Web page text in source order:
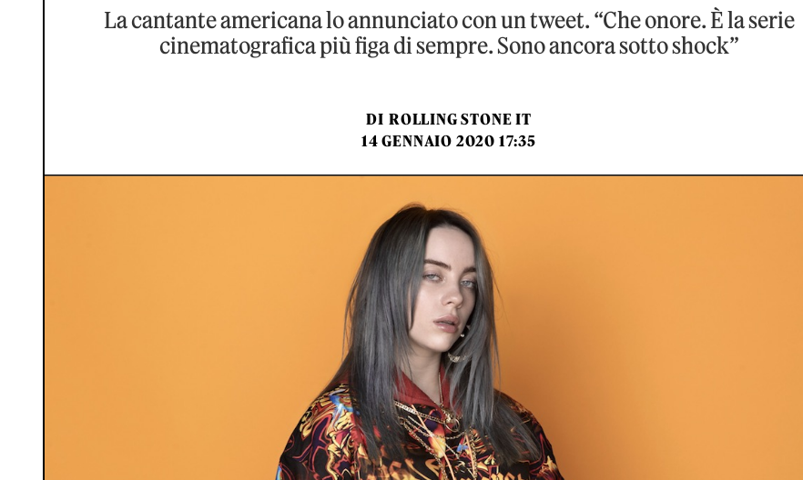
La cantante americana lo annunciato con un tweet. “Che onore. È la serie
cinematografica più figa di sempre. Sono ancora sotto shock”
DI ROLLING STONE IT
14 GENNAIO 2020 17:35